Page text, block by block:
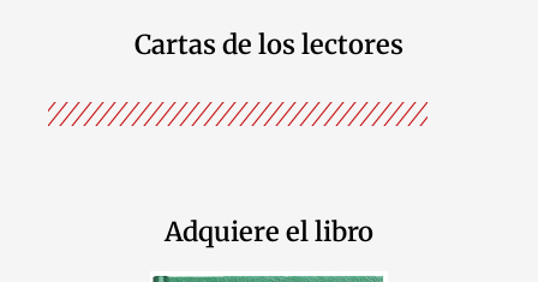
Cartas de los lectores
Adquiere el libro